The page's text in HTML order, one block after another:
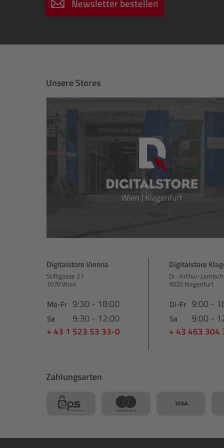
Newsletter bestellen
Unsere Stores
Digitalstore Vienna
Stiftgasse 21
1070 Wien
Mo-Fr 9:30 - 18:00
Sa 9:30 - 12:00
+ 43 1 523 53 33-0
Digitalstore
Dr.-Arthur-
9020 Klagenfurt
Di-Fr 9:00 -
Sa 9:00 -
+ 43 463 304
Zahlungsarten